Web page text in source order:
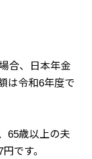
合、日本年金
は令和6年度で
65歳以上の夫
です。